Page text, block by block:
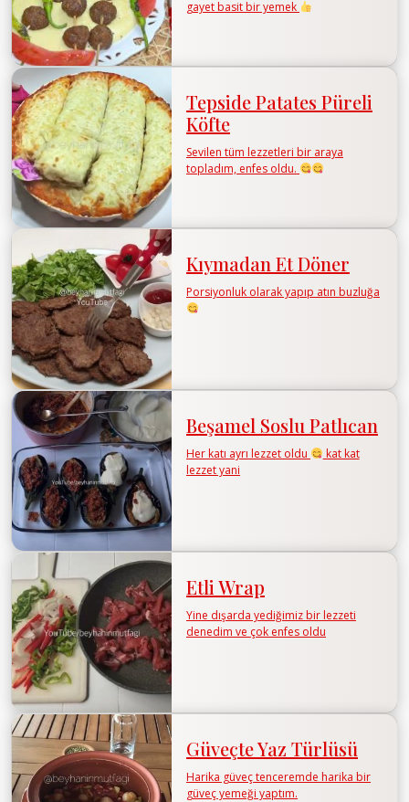
gayet basit bir yemek
Tepside Patates Püreli
Köfte
Sevilen tüm lezzetleri bir araya
topladım, enfes oldu.
Kıymadan Et Döner
Porsiyonluk olarak yapıp atın buzluğa
Beşamel Soslu Patlıcan
Her katı ayrı lezzet oldu
kat kat
lezzet yani
Etli Wrap
Yine dışarda yediğimiz bir lezzeti
denedim ve çok enfes oldu
Güveçte Yaz Türlüsü
Harika güveç tenceremde harika bir
güveç yemeği yaptım.